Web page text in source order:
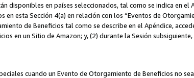
disponibles en países seleccionados, tal como se indica en el
en esta Sección 4(a) en relación con los “Eventos de
de Beneficios tal como se describe en el Apéndice,
en un Sitio de Amazon; y, (2) durante la Sesión
cuando un Evento de Otorgamiento de Beneficios no